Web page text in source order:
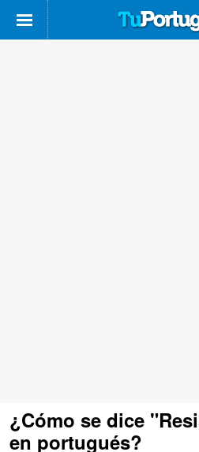
¿Cómo se dice
en portugués?